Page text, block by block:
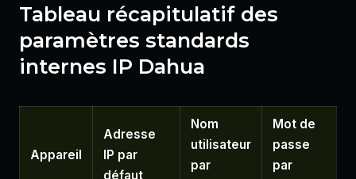
Tableau récapitulatif des
paramètres standards
internes IP Dahua
Appareil
Adresse
IP par
défaut
Nom
utilisateur
par
Mot de
passe
par